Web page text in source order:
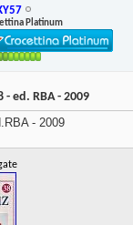
Platinum
ed. RBA - 2009
- 2009